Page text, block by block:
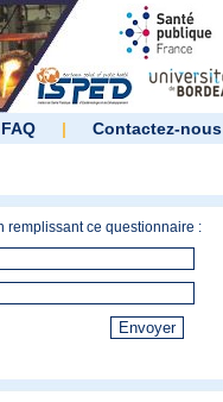
FAQ | Contactez-nous
remplissant ce questionnaire :